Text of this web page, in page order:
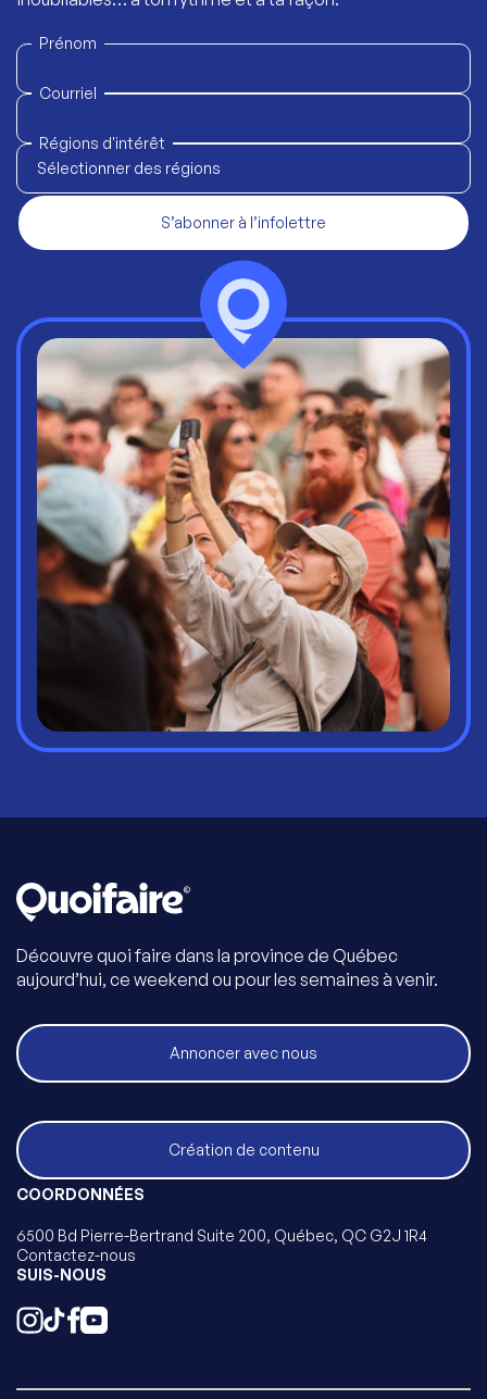
Prénom
Courriel
Régions d'intérêt
Sélectionner des régions
S’abonner à l’infolettre
Découvre quoi faire dans la province de Québec
aujourd’hui, ce weekend ou pour les semaines à venir.
Annoncer avec nous
Création de contenu
COORDONNÉES
6500 Bd Pierre-Bertrand Suite 200, Québec, QC G2J 1R4
Contactez-nous
SUIS-NOUS